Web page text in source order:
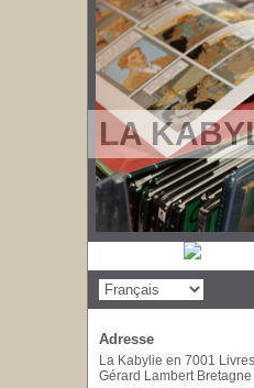
LA
Adresse
La Kabylie en 7001 Livres
Gérard Lambert Bretagne